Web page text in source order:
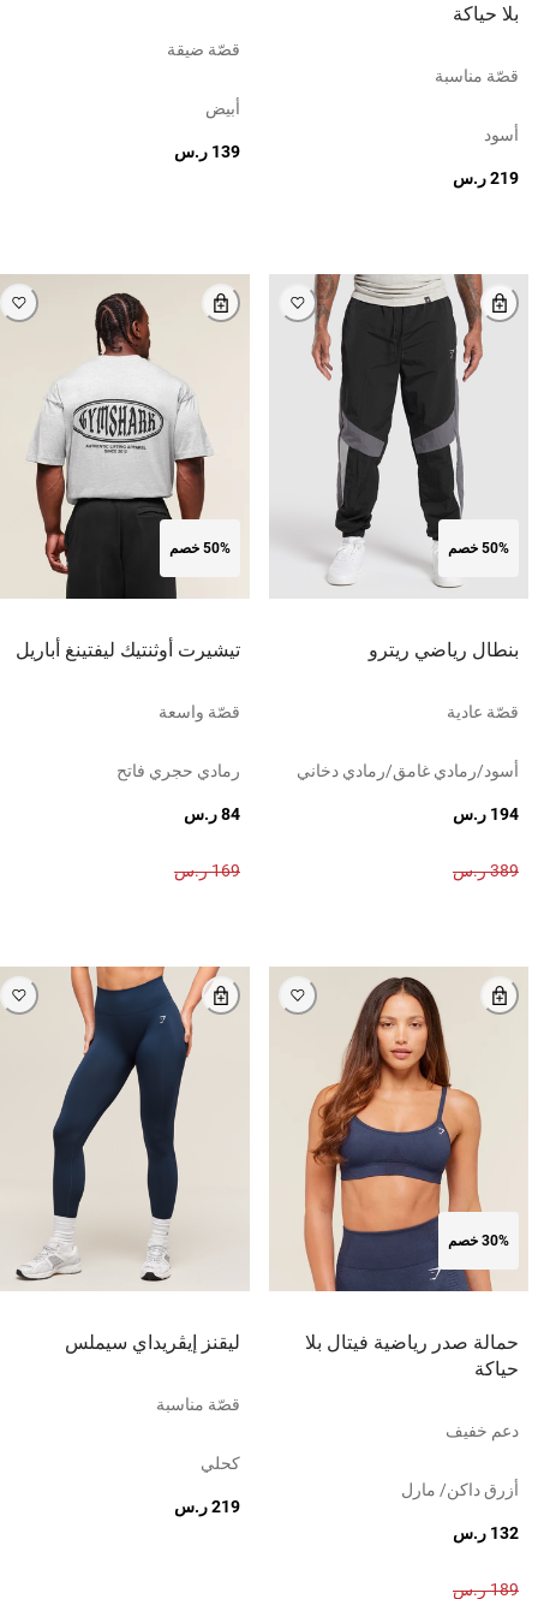
بلا حياكة
قصّة مناسبة
أسود
219 ر.س
قصّة ضيقة
أبيض
139 ر.س
50% خصم
بنطال رياضي ريترو
قصّة عادية
أسود/رمادي غامق/رمادي دخاني
194 ر.س
389 ر.س
50% خصم
تيشيرت أوثنتيك ليفتينغ أباريل
قصّة واسعة
رمادي حجري فاتح
84 ر.س
169 ر.س
30% خصم
حمالة صدر رياضية فيتال بلا
حياكة
دعم خفيف
أزرق داكن/ مارل
132 ر.س
189 ر.س
ليقنز إيڤريداي سيملس
قصّة مناسبة
كحلي
219 ر.س